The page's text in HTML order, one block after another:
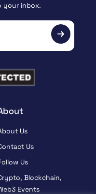
Us
Us
Us
Blockchain,
Events
your inbox.